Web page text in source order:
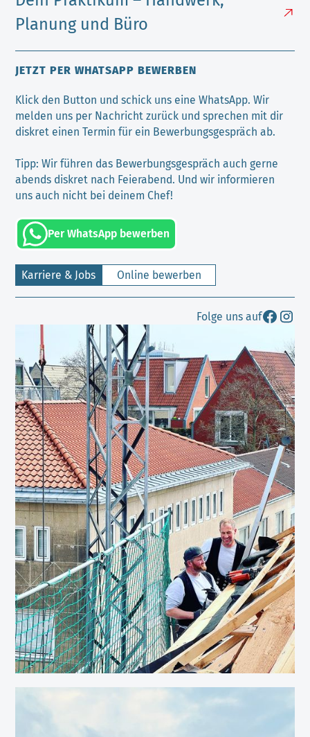
Planung und Büro
JETZT PER WHATSAPP BEWERBEN
Klick den Button und schick uns eine WhatsApp. Wir
melden uns per Nachricht zurück und sprechen mit dir
diskret einen Termin für ein Bewerbungsgespräch ab.
Tipp: Wir führen das Bewerbungsgespräch auch gerne
abends diskret nach Feierabend. Und wir informieren
uns auch nicht bei deinem Chef!
Per WhatsApp bewerben
Karriere & Jobs Online bewerben
Folge uns auf